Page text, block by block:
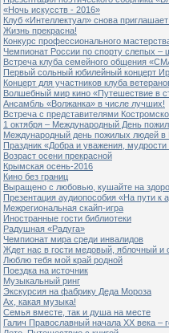
«Ночь искусств - 2016»
Клуб «Интеллектуал» снова
Жизнь прекрасна!
Конкурс профессионального
Чемпионат России по спорту слепых –
Встреча клуба семейного общения
Первый сольный юбилейный концерт
Концерт для участников клуба
Волшебный мир кино «Путешествие в
Ансамбль «Волжанка» в числе лучших!
Встреча с представителями
1 октября – Международный День
Международный день пожилых людей в
Праздник «Добра и уважения, мудрости
Возраст осени прекрасной
Крымская осень-2016
Кино без границ
Выращено с любовью, кушайте на
Презентация аудиопособия «На пути к
Межрегиональная скайп-игра
Иностранные гости библиотеки
Радушная «Радуга»
Чемпионат мира среди инвалидов
Ждет нас в гости медовый, яблочный и
Люблю тебя мой край родной
Поездка на источник
Музыкальный ринг
Экскурсия на фабрику Деда Мороза
Ах, какая музыка!
Семья вместе, так и душа на месте
Галич Православный начала ХХ века –